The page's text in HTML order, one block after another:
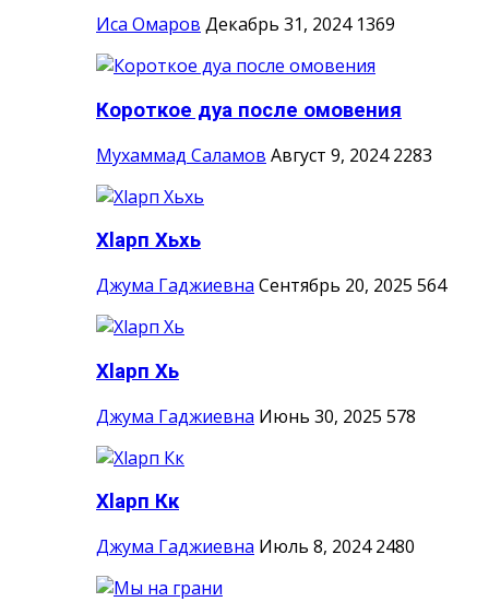
Иса Омаров Декабрь 31, 2024 1369
Короткое дуа после омовения
Мухаммад Саламов Август 9, 2024 2283
Хlарп Хьхь
Джума Гаджиевна Сентябрь 20, 2025 564
Хlарп Хь
Джума Гаджиевна Июнь 30, 2025 578
Хlарп Кк
Джума Гаджиевна Июль 8, 2024 2480